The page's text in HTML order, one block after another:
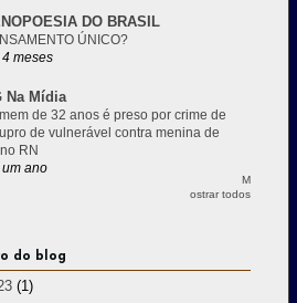
DO BRASIL
ÚNICO?
meses
Na Mídia
de 32 anos é preso por crime de
de vulnerável contra menina de
RN
um ano
M
ostrar todos
do blog
(1)